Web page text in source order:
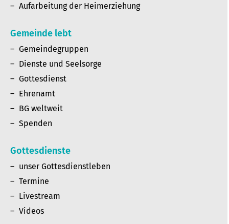
Aufarbeitung der Heimerziehung
Gemeinde lebt
Gemeindegruppen
Dienste und Seelsorge
Gottesdienst
Ehrenamt
BG weltweit
Spenden
Gottesdienste
unser Gottesdienstleben
Termine
Livestream
Videos